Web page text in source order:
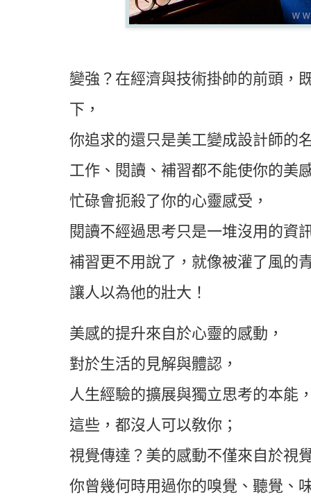
變強？在經濟與技術掛帥的前頭，
下，
你追求的還只是美工變成設計師的
工作、閱讀、補習都不能使你的美
忙碌會扼殺了你的心靈感受，
閱讀不經過思考只是一堆沒用的資
補習更不用說了，就像被灌了風的
讓人以為他的壯大！
美感的提升來自於心靈的感動，
對於生活的見解與體認，
人生經驗的擴展與獨立思考的本能
這些，都沒人可以敎你；
視覺傳達？美的感動不僅來自於視
你曾幾何時用過你的嗅覺、聽覺、